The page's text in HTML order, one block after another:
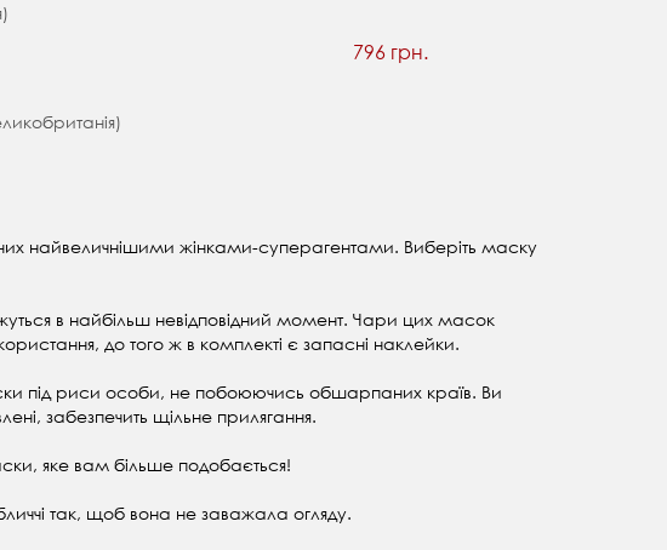
796 грн.
найвеличнішими жінками-суперагентами. Виберіть маску
в найбільш невідповідний момент. Чари цих масок
до того ж в комплекті є запасні наклейки.
під риси особи, не побоюючись обшарпаних країв. Ви
забезпечить щільне прилягання.
яке вам більше подобається!
так, щоб вона не заважала огляду.